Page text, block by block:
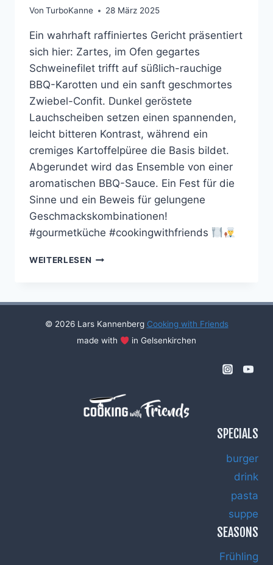
Von TurboKanne 28 März 2025
Ein wahrhaft raffiniertes Gericht präsentiert
sich hier: Zartes, im Ofen gegartes
Schweinefilet trifft auf süßlich-rauchige
BBQ-Karotten und ein sanft geschmortes
Zwiebel-Confit. Dunkel geröstete
Lauchscheiben setzen einen spannenden,
leicht bitteren Kontrast, während ein
cremiges Kartoffelpüree die Basis bildet.
Abgerundet wird das Ensemble von einer
aromatischen BBQ-Sauce. Ein Fest für die
Sinne und ein Beweis für gelungene
Geschmackskombinationen!
#gourmetküche #cookingwithfriends
WEITERLESEN SCHWEINEFILET
UND
ZWIEBELN-
© 2026 Lars Kannenberg Cooking with Friends
made with
in Gelsenkirchen
SPECIALS
burger
drink
pasta
suppe
SEASONS
Frühling